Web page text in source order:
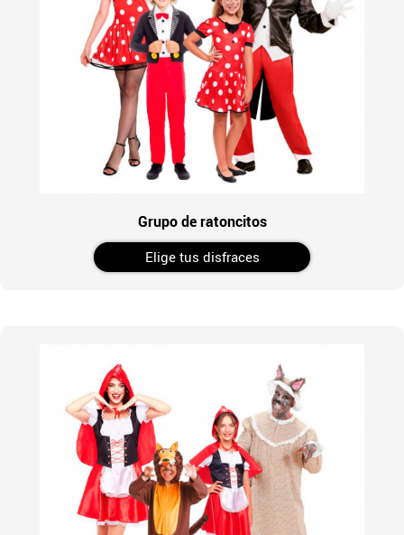
Grupo de ratoncitos
Elige tus disfraces